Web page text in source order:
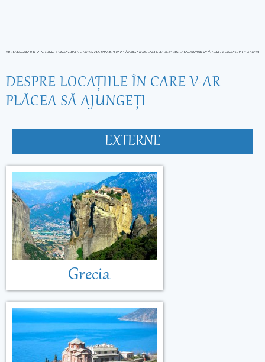
DESPRE LOCAŢIILE ÎN CARE V-AR
PLĂCEA SĂ AJUNGEŢI
EXTERNE
Grecia